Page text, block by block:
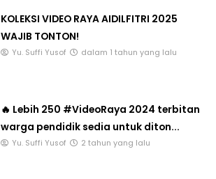
KOLEKSI VIDEO RAYA AIDILFITRI 2025
WAJIB TONTON!
Yu. Suffi Yusof dalam 1 tahun yang lalu
🔥 Lebih 250 #VideoRaya 2024 terbitan
warga pendidik sedia untuk diton...
Yu. Suffi Yusof 2 tahun yang lalu